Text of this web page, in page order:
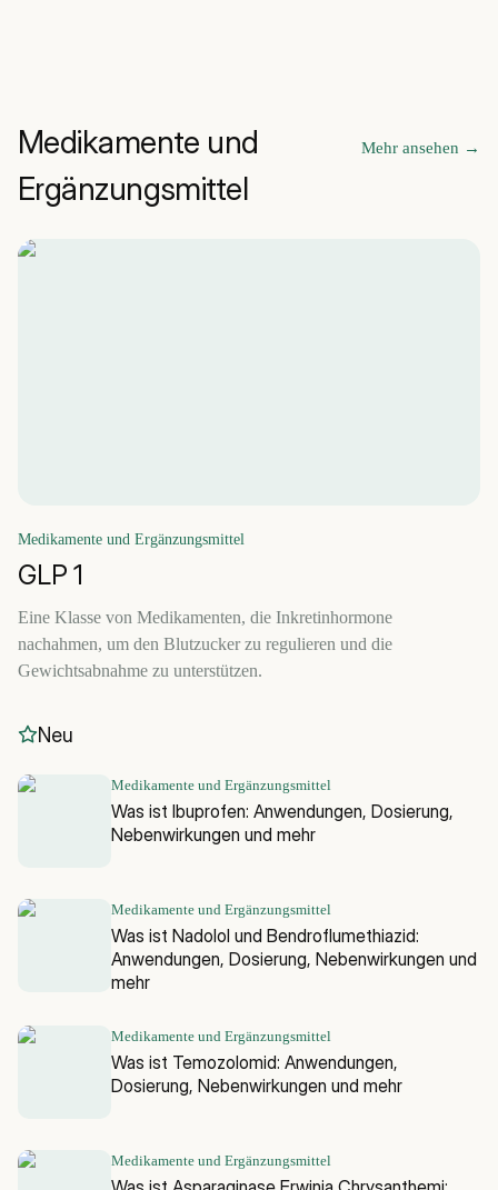
Medikamente und
Ergänzungsmittel
Mehr ansehen →
Medikamente und Ergänzungsmittel
GLP 1
Eine Klasse von Medikamenten, die Inkretinhormone
nachahmen, um den Blutzucker zu regulieren und die
Gewichtsabnahme zu unterstützen.
Neu
Medikamente und Ergänzungsmittel
Was ist Ibuprofen: Anwendungen, Dosierung,
Nebenwirkungen und mehr
Medikamente und Ergänzungsmittel
Was ist Nadolol und Bendroflumethiazid:
Anwendungen, Dosierung, Nebenwirkungen und
mehr
Medikamente und Ergänzungsmittel
Was ist Temozolomid: Anwendungen,
Dosierung, Nebenwirkungen und mehr
Medikamente und Ergänzungsmittel